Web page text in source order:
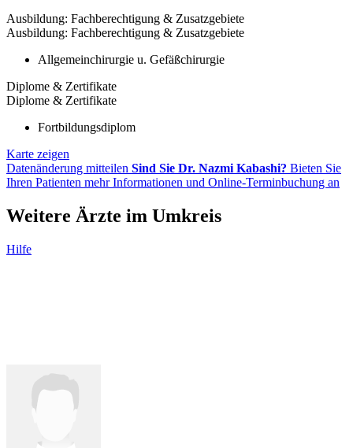
Ausbildung: Fachberechtigung & Zusatzgebiete
Ausbildung: Fachberechtigung & Zusatzgebiete
Allgemeinchirurgie u. Gefäßchirurgie
Diplome & Zertifikate
Diplome & Zertifikate
Fortbildungsdiplom
Karte zeigen
Datenänderung mitteilen Sind Sie Dr. Nazmi Kabashi? Bieten Sie
Ihren Patienten mehr Informationen und Online-Terminbuchung an
Weitere Ärzte im Umkreis
Hilfe